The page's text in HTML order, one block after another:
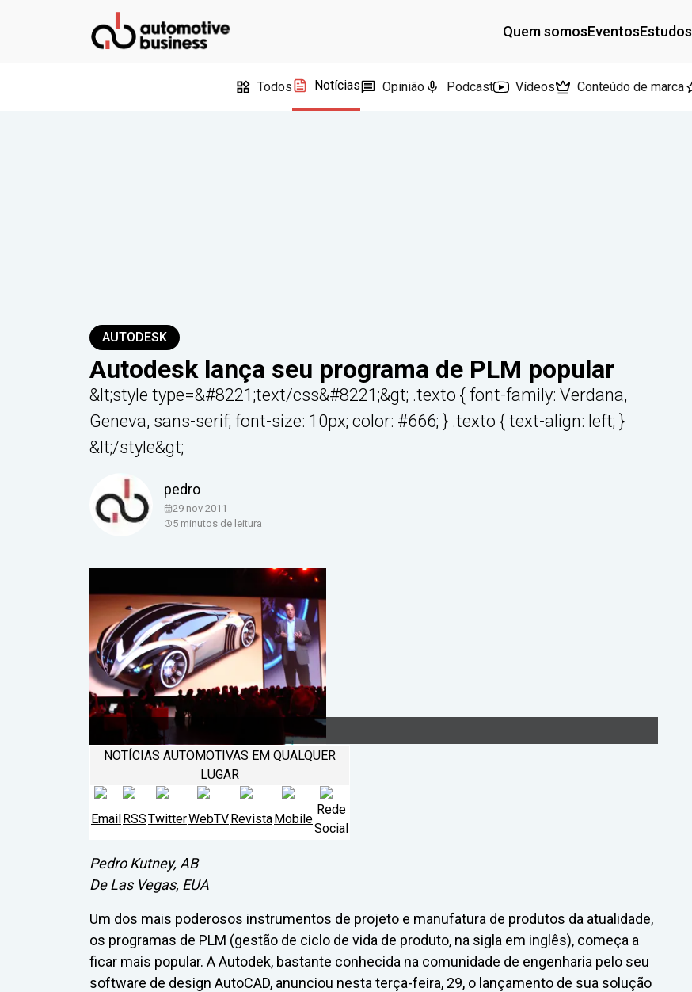
Quem somosEventosEstudos
Todos Notícias Opinião Podcast Vídeos Conteúdo de marca
AUTODESK
Autodesk lança seu programa de PLM popular
&lt;style type=&#8221;text/css&#8221;&gt; .texto { font-family: Verdana,
Geneva, sans-serif; font-size: 10px; color: #666; } .texto { text-align: left; }
&lt;/style&gt;
pedro
29 nov 2011
5 minutos de leitura
NOTÍCIAS AUTOMOTIVAS EM QUALQUER
LUGAR
EmailRSSTwitterWebTVRevistaMobile
Rede
Social
Pedro Kutney, AB
De Las Vegas, EUA
Um dos mais poderosos instrumentos de projeto e manufatura de produtos da atualidade,
os programas de PLM (gestão de ciclo de vida de produto, na sigla em inglês), começa a
ficar mais popular. A Autodek, bastante conhecida na comunidade de engenharia pelo seu
software de design AutoCAD, anunciou nesta terça-feira, 29, o lançamento de sua solução